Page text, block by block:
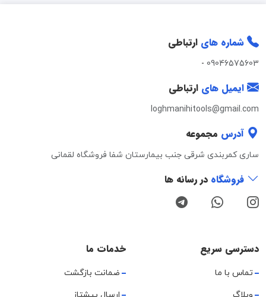
شماره های ارتباطی
09046575603
-
ایمیل های ارتباطی
loghmanihitools@gmail.com
آدرس مجموعه
ساری کمربندی شرقی جنب بیمارستان شفا فروشگاه لقمانی
فروشگاه در رسانه ها
دسترسی سریع
تماس با ما
خدمات ما
ضمانت بازگشت